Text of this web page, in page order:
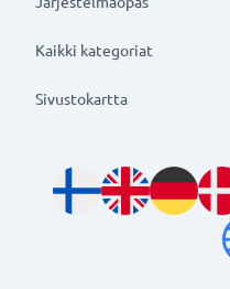
Kaikki kategoriat
Sivustokartta